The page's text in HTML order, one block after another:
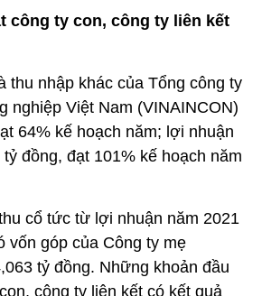
công ty con, công ty liên kết
thu nhập khác của Tổng công ty
nghiệp Việt Nam (VINAINCON)
64% kế hoạch năm; lợi nhuận
đồng, đạt 101% kế hoạch năm
cổ tức từ lợi nhuận năm 2021
vốn góp của Công ty mẹ
tỷ đồng. Những khoản đầu
công ty liên kết có kết quả